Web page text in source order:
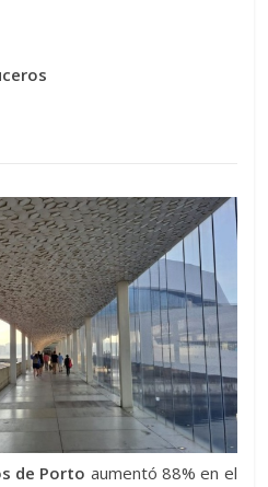
de Porto aumentó 88% en el